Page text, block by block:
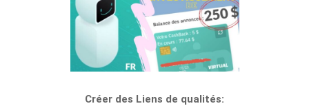
Créer des Liens de qualités: